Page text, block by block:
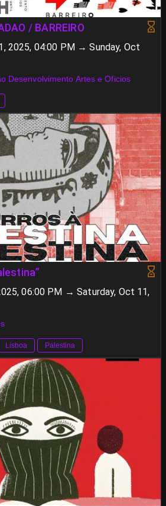
/ BARREIRO
2025, 04:00 PM → Sunday, Oct
Desenvolvimento Artes e Oficios
06:00 PM → Saturday, Oct 11,
Lisboa Palestina